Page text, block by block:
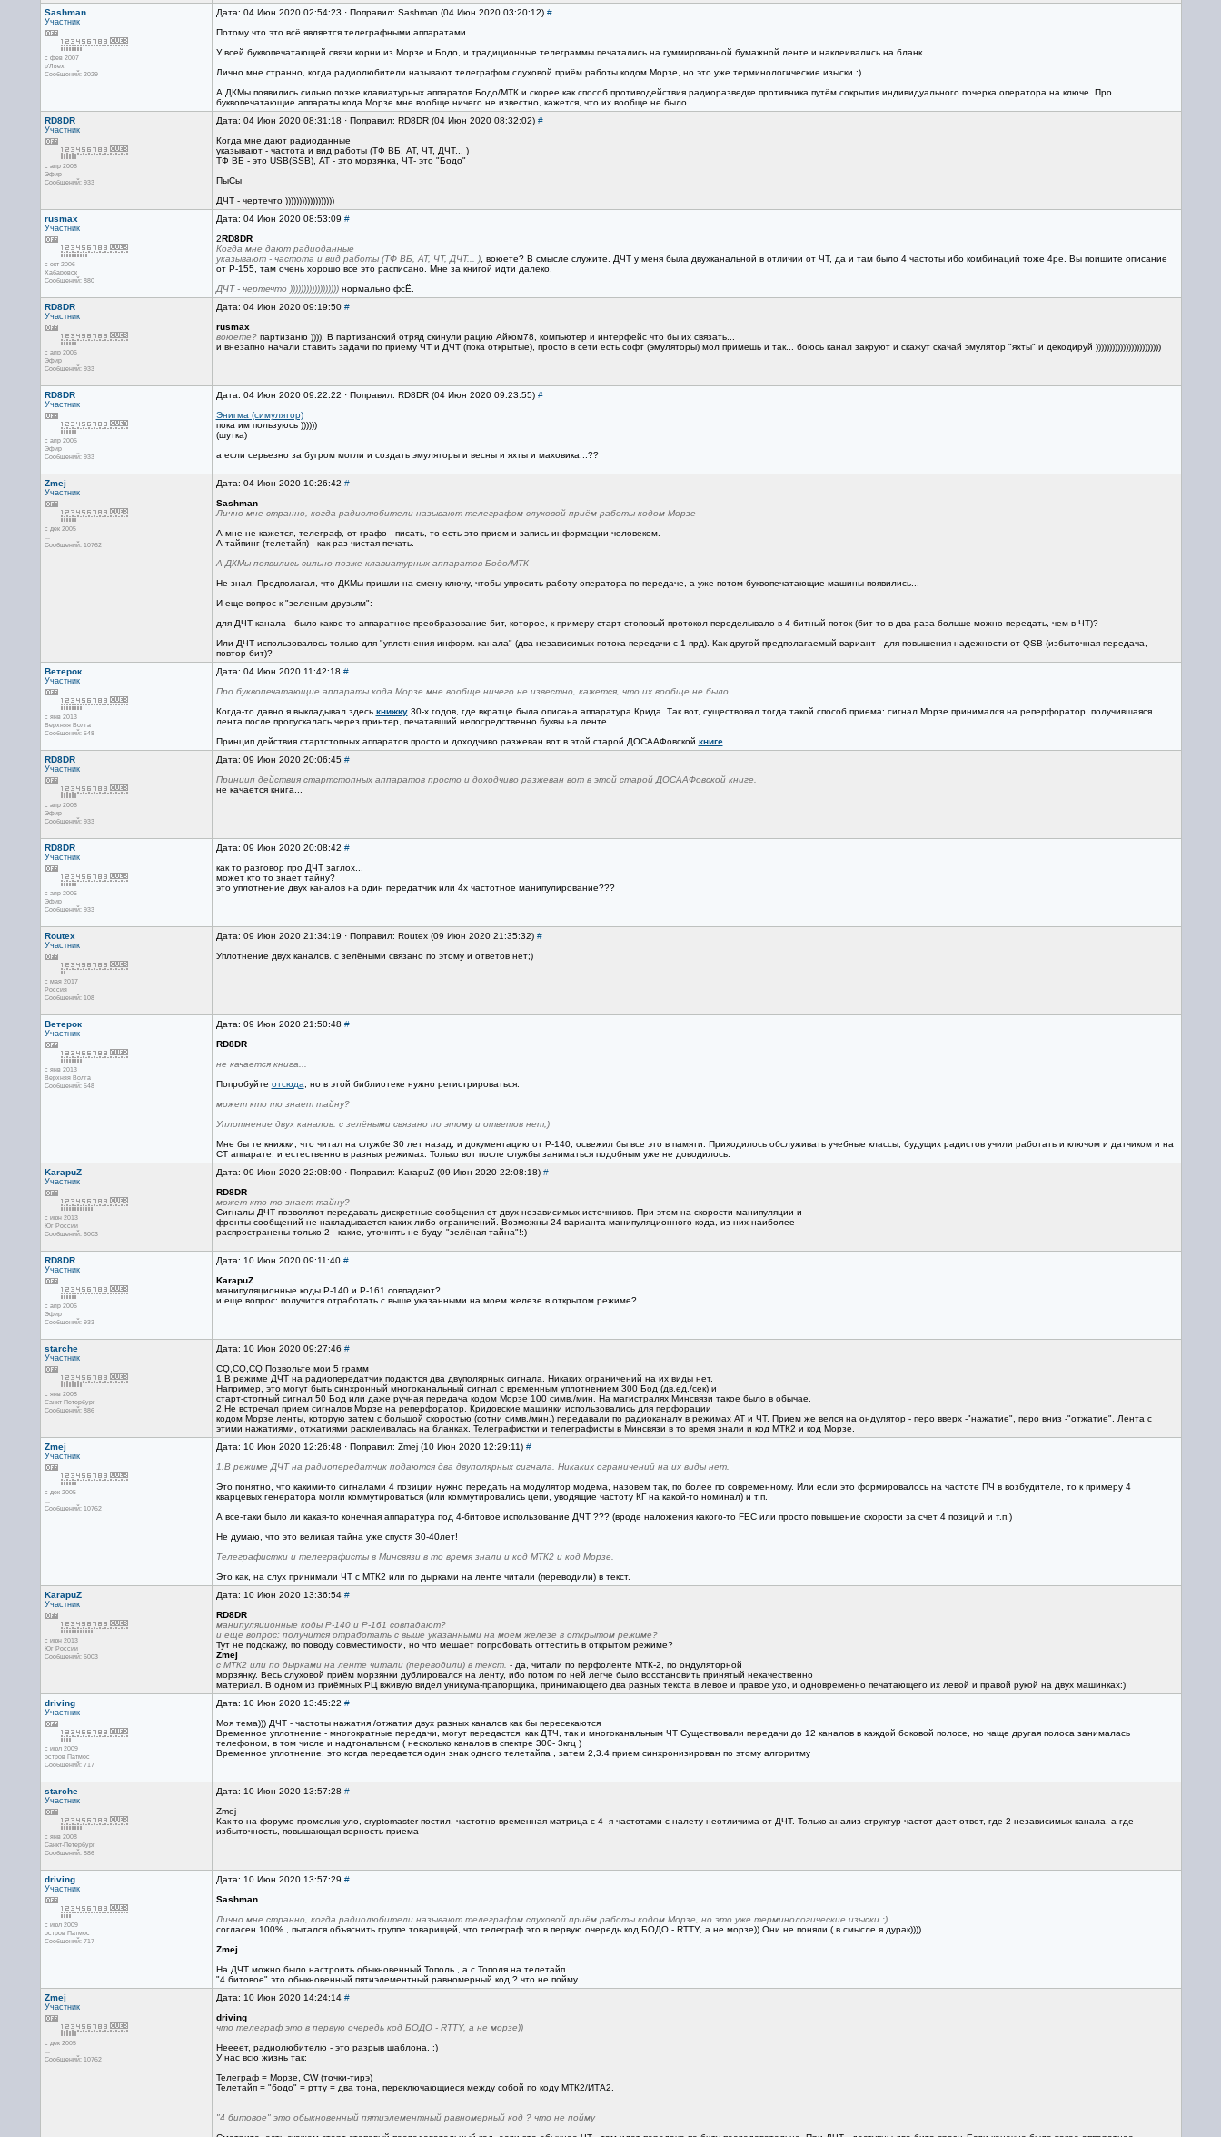
Sashman
Участник
с фев 2007
р'Льех
Сообщений: 2029
Дата: 04 Июн 2020 02:54:23 · Поправил: Sashman (04 Июн 2020 03:20:12) #
Потому что это всё является телеграфными аппаратами.
У всей буквопечатающей связи корни из Морзе и Бодо, и традиционные телеграммы печатались на гуммированной бумажной ленте и наклеивались на бланк.
Лично мне странно, когда радиолюбители называют телеграфом слуховой приём работы кодом Морзе, но это уже терминологические изыски :)
А ДКМы появились сильно позже клавиатурных аппаратов Бодо/МТК и скорее как способ противодействия радиоразведке противника путём сокрытия индивидуального почерка оператора на ключе. Про
буквопечатающие аппараты кода Морзе мне вообще ничего не известно, кажется, что их вообще не было.
RD8DR
Участник
с апр 2006
Эфир
Сообщений: 933
Дата: 04 Июн 2020 08:31:18 · Поправил: RD8DR (04 Июн 2020 08:32:02) #
Когда мне дают радиоданные
указывают - частота и вид работы (ТФ ВБ, АТ, ЧТ, ДЧТ... )
ТФ ВБ - это USB(SSB), АТ - это морзянка, ЧТ- это "Бодо"
ПыСы
ДЧТ - чертечто ))))))))))))))))))
rusmax
Участник
с окт 2006
Хабаровск
Сообщений: 880
Дата: 04 Июн 2020 08:53:09 #
2RD8DR
Когда мне дают радиоданные
указывают - частота и вид работы (ТФ ВБ, АТ, ЧТ, ДЧТ... ), воюете? В смысле служите. ДЧТ у меня была двухканальной в отличии от ЧТ, да и там было 4 частоты ибо комбинаций тоже 4ре. Вы поищите описание
от Р-155, там очень хорошо все это расписано. Мне за книгой идти далеко.
ДЧТ - чертечто ))))))))))))))))))нормально фсЁ.
RD8DR
Участник
с апр 2006
Эфир
Сообщений: 933
Дата: 04 Июн 2020 09:19:50 #
rusmax
воюете? партизаню )))). В партизанский отряд скинули рацию Айком78, компьютер и интерфейс что бы их связать...
и внезапно начали ставить задачи по приему ЧТ и ДЧТ (пока открытые), просто в сети есть софт (эмуляторы) мол примешь и так... боюсь канал закруют и скажут скачай эмулятор "яхты" и декодируй ))))))))))))))))))))))))
RD8DR
Участник
с апр 2006
Эфир
Сообщений: 933
Дата: 04 Июн 2020 09:22:22 · Поправил: RD8DR (04 Июн 2020 09:23:55) #
Энигма (симулятор)
пока им пользуюсь ))))))
(шутка)
а если серьезно за бугром могли и создать эмуляторы и весны и яхты и маховика...??
Zmej
Участник
с дек 2005
...
Сообщений: 10762
Дата: 04 Июн 2020 10:26:42 #
Sashman
Лично мне странно, когда радиолюбители называют телеграфом слуховой приём работы кодом Морзе
А мне не кажется, телеграф, от графо - писать, то есть это прием и запись информации человеком.
А тайпинг (телетайп) - как раз чистая печать.
А ДКМы появились сильно позже клавиатурных аппаратов Бодо/МТК
Не знал. Предполагал, что ДКМы пришли на смену ключу, чтобы упросить работу оператора по передаче, а уже потом буквопечатающие машины появились...
И еще вопрос к "зеленым друзьям":
для ДЧТ канала - было какое-то аппаратное преобразование бит, которое, к примеру старт-стоповый протокол переделывало в 4 битный поток (бит то в два раза больше можно передать, чем в ЧТ)?
Или ДЧТ использовалось только для "уплотнения информ. канала" (два независимых потока передачи с 1 прд). Как другой предполагаемый вариант - для повышения надежности от QSB (избыточная передача,
повтор бит)?
Ветерок
Участник
с янв 2013
Верхняя Волга
Сообщений: 548
Дата: 04 Июн 2020 11:42:18 #
Про буквопечатающие аппараты кода Морзе мне вообще ничего не известно, кажется, что их вообще не было.
Когда-то давно я выкладывал здесь книжку30-х годов, где вкратце была описана аппаратура Крида. Так вот, существовал тогда такой способ приема: сигнал Морзе принимался на реперфоратор, получившаяся
лента после пропускалась через принтер, печатавший непосредственно буквы на ленте.
Принцип действия стартстопных аппаратов просто и доходчиво разжеван вот в этой старой ДОСААФовской книге.
RD8DR
Участник
с апр 2006
Эфир
Сообщений: 933
Дата: 09 Июн 2020 20:06:45 #
Принцип действия стартстопных аппаратов просто и доходчиво разжеван вот в этой старой ДОСААФовской книге.
не качается книга...
RD8DR
Участник
с апр 2006
Эфир
Сообщений: 933
Дата: 09 Июн 2020 20:08:42 #
как то разговор про ДЧТ заглох...
может кто то знает тайну?
это уплотнение двух каналов на один передатчик или 4х частотное манипулирование???
Routex
Участник
с мая 2017
Россия
Сообщений: 108
Дата: 09 Июн 2020 21:34:19 · Поправил: Routex (09 Июн 2020 21:35:32) #
Уплотнение двух каналов. с зелёными связано по этому и ответов нет;)
Ветерок
Участник
с янв 2013
Верхняя Волга
Сообщений: 548
Дата: 09 Июн 2020 21:50:48 #
RD8DR
не качается книга...
Попробуйте отсюда , но в этой библиотеке нужно регистрироваться.
может кто то знает тайну?
Уплотнение двух каналов. с зелёными связано по этому и ответов нет;)
Мне бы те книжки, что читал на службе 30 лет назад, и документацию от Р-140, освежил бы все это в памяти. Приходилось обслуживать учебные классы, будущих радистов учили работать и ключом и датчиком и на
СТ аппарате, и естественно в разных режимах. Только вот после службы заниматься подобным уже не доводилось.
KarapuZ
Участник
с июн 2013
Юг России
Сообщений: 6003
Дата: 09 Июн 2020 22:08:00 · Поправил: KarapuZ (09 Июн 2020 22:08:18) #
RD8DR
может кто то знает тайну?
Сигналы ДЧТ позволяют передавать дискретные сообщения от двух независимых источников. При этом на скорости манипуляции и
фронты сообщений не накладывается каких-либо ограничений. Возможны 24 варианта манипуляционного кода, из них наиболее
распространены только 2 - какие, уточнять не буду, "зелёная тайна"!:)
RD8DR
Участник
с апр 2006
Эфир
Сообщений: 933
Дата: 10 Июн 2020 09:11:40 #
KarapuZ
манипуляционные коды Р-140 и Р-161 совпадают?
и еще вопрос: получится отработать с выше указанными на моем железе в открытом режиме?
starche
Участник
с янв 2008
Санкт-Петербург
Сообщений: 886
Дата: 10 Июн 2020 09:27:46 #
CQ,CQ,CQ Позвольте мои 5 грамм
1.В режиме ДЧТ на радиопередатчик подаются два двуполярных сигнала. Никаких ограничений на их виды нет.
Например, это могут быть синхронный многоканальный сигнал с временным уплотнением 300 Бод (дв.ед./сек) и
старт-стопный сигнал 50 Бод или даже ручная передача кодом Морзе 100 симв./мин. На магистралях Минсвязи такое было в обычае.
2.Не встречал прием сигналов Морзе на реперфоратор. Кридовские машинки использовались для перфорации
кодом Морзе ленты, которую затем с большой скоростью (сотни симв./мин.) передавали по радиоканалу в режимах АТ и ЧТ. Прием же велся на ондулятор - перо вверх -"нажатие", перо вниз -"отжатие". Лента с
этими нажатиями, отжатиями расклеивалась на бланках. Телеграфистки и телеграфисты в Минсвязи в то время знали и код МТК2 и код Морзе.
Zmej
Участник
с дек 2005
...
Сообщений: 10762
Дата: 10 Июн 2020 12:26:48 · Поправил: Zmej (10 Июн 2020 12:29:11) #
1.В режиме ДЧТ на радиопередатчик подаются два двуполярных сигнала. Никаких ограничений на их виды нет.
Это понятно, что какими-то сигналами 4 позиции нужно передать на модулятор модема, назовем так, по более по современному. Или если это формировалось на частоте ПЧ в возбудителе, то к примеру 4
кварцевых генератора могли коммутироваться (или коммутировались цепи, уводящие частоту КГ на какой-то номинал) и т.п.
А все-таки было ли какая-то конечная аппаратура под 4-битовое использование ДЧТ ??? (вроде наложения какого-то FEC или просто повышение скорости за счет 4 позиций и т.п.)
Не думаю, что это великая тайна уже спустя 30-40лет!
Телеграфистки и телеграфисты в Минсвязи в то время знали и код МТК2 и код Морзе.
Это как, на слух принимали ЧТ с МТК2 или по дырками на ленте читали (переводили) в текст.
KarapuZ
Участник
с июн 2013
Юг России
Сообщений: 6003
Дата: 10 Июн 2020 13:36:54 #
RD8DR
манипуляционные коды Р-140 и Р-161 совпадают?
и еще вопрос: получится отработать с выше указанными на моем железе в открытом режиме?
Тут не подскажу, по поводу совместимости, но что мешает попробовать оттестить в открытом режиме?
Zmej
с МТК2 или по дырками на ленте читали (переводили) в текст. - да, читали по перфоленте МТК-2, по ондуляторной
морзянку. Весь слуховой приём морзянки дублировался на ленту, ибо потом по ней легче было восстановить принятый некачественно
материал. В одном из приёмных РЦ вживую видел уникума-прапорщика, принимающего два разных текста в левое и правое ухо, и одновременно печатающего их левой и правой рукой на двух машинках:)
driving
Участник
с июл 2009
остров Патмос
Сообщений: 717
Дата: 10 Июн 2020 13:45:22 #
Моя тема))) ДЧТ - частоты нажатия /отжатия двух разных каналов как бы пересекаются
Временное уплотнение - многократные передачи, могут передастся, как ДТЧ, так и многоканальным ЧТ Существовали передачи до 12 каналов в каждой боковой полосе, но чаще другая полоса занималась
телефоном, в том числе и надтональном ( несколько каналов в спектре 300- 3кгц )
Временное уплотнение, это когда передается один знак одного телетайпа , затем 2,3.4 прием синхронизирован по этому алгоритму
starche
Участник
с янв 2008
Санкт-Петербург
Сообщений: 886
Дата: 10 Июн 2020 13:57:28 #
Zmej
Как-то на форуме промелькнуло, cryptomaster постил, частотно-временная матрица с 4 -я частотами с налету неотличима от ДЧТ. Только анализ структур частот дает ответ, где 2 независимых канала, а где
избыточность, повышающая верность приема
driving
Участник
с июл 2009
остров Патмос
Сообщений: 717
Дата: 10 Июн 2020 13:57:29 #
Sashman
Лично мне странно, когда радиолюбители называют телеграфом слуховой приём работы кодом Морзе, но это уже терминологические изыски :)
согласен 100% , пытался объяснить группе товарищей, что телеграф это в первую очередь код БОДО - RTTY, а не морзе)) Они не поняли ( в смысле я дурак))))
Zmej
На ДЧТ можно было настроить обыкновенный Тополь , а с Тополя на телетайп
"4 битовое" это обыкновенный пятиэлементный равномерный код ? что не пойму
Zmej
Участник
с дек 2005
...
Сообщений: 10762
Дата: 10 Июн 2020 14:24:14 #
driving
что телеграф это в первую очередь код БОДО - RTTY, а не морзе))
Неееет, радиолюбителю - это разрыв шаблона. :)
У нас всю жизнь так:
Телеграф = Морзе, CW (точки-тирэ)
Телетайп = "бодо" = ртту = два тона, переключающиеся между собой по коду МТК2/ИТА2.
"4 битовое" это обыкновенный пятиэлементный равномерный код ? что не пойму